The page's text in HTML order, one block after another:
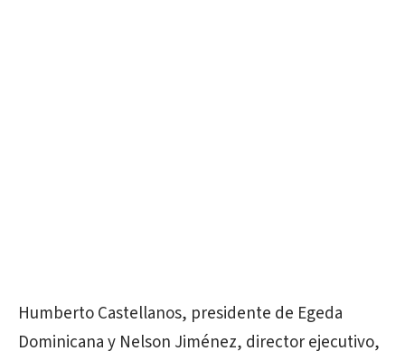
Humberto Castellanos, presidente de Egeda
Dominicana y Nelson Jiménez, director ejecutivo,